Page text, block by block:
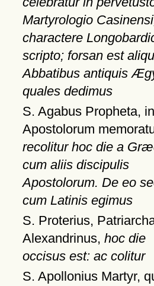
Martyrologio
charactere
scripto; forsan est
Abbatibus antiquis
quales dedimus
S. Agabus Propheta,
Apostolorum
recolitur hoc die a
cum aliis discipulis
Apostolorum. De eo
cum Latinis egimus
S. Proterius,
Alexandrinus, hoc die
occisus est: ac colitur
S. Apollonius Martyr,